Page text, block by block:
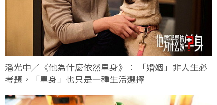
潘光中／《他為什麼依然單身》： 「婚姻」非人生必
考題，「單身」也只是一種生活選擇